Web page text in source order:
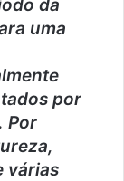
da
uma
por
Por
várias